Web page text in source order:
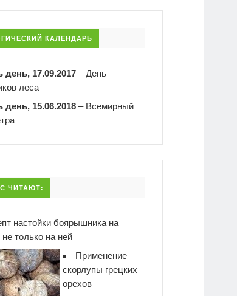
КАЛЕНДАРЬ
день, 17.09.2017 –День
леса
день, 15.06.2018 – Всемирный
ЧИТАЮТ:
настойки боярышника на
не только на ней
Применение
скорлупы грецких
орехов